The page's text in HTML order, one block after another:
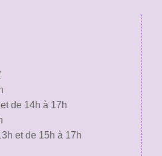
de 14h à 17h
et de 15h à 17h